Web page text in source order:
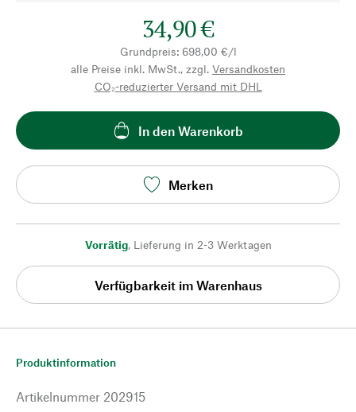
34,90 €
Grundpreis: 698,00 €/l
alle Preise inkl. MwSt., zzgl. Versandkosten
CO₂-reduzierter Versand mit DHL
In den Warenkorb
Merken
Vorrätig, Lieferung in 2-3 Werktagen
Verfügbarkeit im Warenhaus
Produktinformation
Artikelnummer 202915